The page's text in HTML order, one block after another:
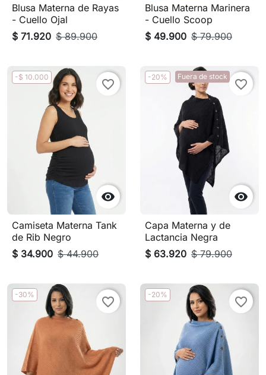
Blusa Materna de Rayas
- Cuello Ojal
$ 71.920 $ 89.900
Blusa Materna Marinera
- Cuello Scoop
$ 49.900 $ 79.900
-$ 10.000

favorite_border
Camiseta Materna Tank
de Rib Negro
$ 34.900 $ 44.900
-20% Fuera de stock

favorite_border
Capa Materna y de
Lactancia Negra
$ 63.920 $ 79.900
-30%
favorite_border
-20%
favorite_border